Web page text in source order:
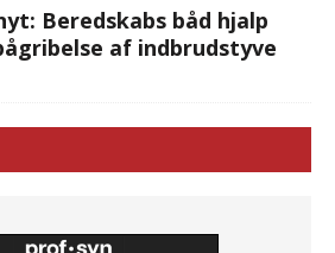
Beredskabs båd hjalp
af indbrudstyve